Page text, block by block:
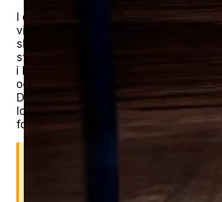
I en by med blandede boligområder,
villaveje og mange mindre bygninger
skure, garager og udhuse kan der
steder, hvor møl får arbejdsro. Det
i boliger med opbevaring i skabe,
og andre rolige rum, der ikke bruges
Du kan få mølhjælp i Mårslet gennem
lokale partnere. Udfyld blot
forbinder vi dig med en lokal